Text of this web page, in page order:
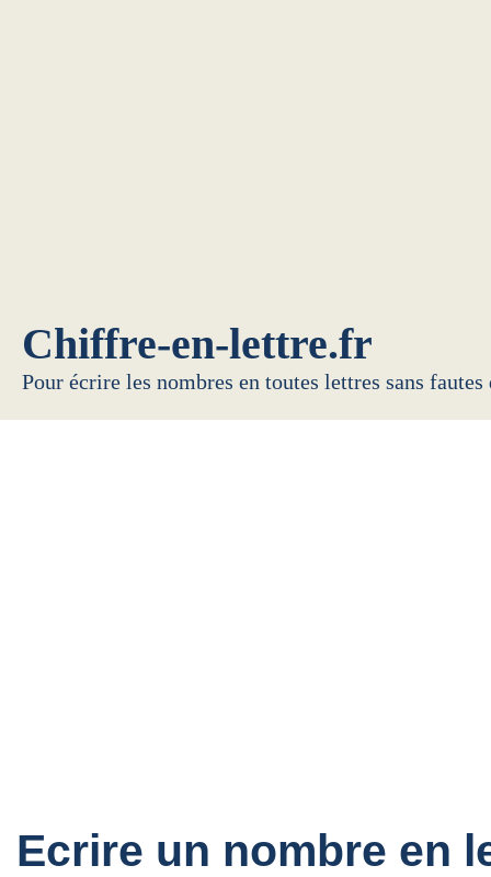
Chiffre-en-lettre.fr
Pour écrire les nombres en toutes lettres sans
Ecrire un nombre en